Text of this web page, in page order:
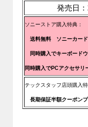
発売日
ソニーストア購入特典：
送料無料 ソニーカー
同時購入でキーボード
同時購入でPCアクセサリ
テックスタッフ店頭購入特
長期保証半額クーポン